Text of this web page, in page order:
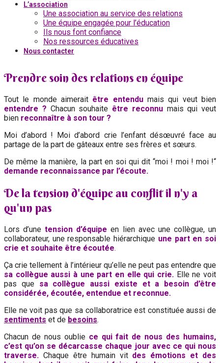
L’association
Une association au service des relations
Une équipe engagée pour l’éducation
Ils nous font confiance
Nos ressources éducatives
Nous contacter
Prendre soin des relations en équipe
Tout le monde aimerait être entendumais qui veut bien
entendre ? Chacun souhaite être reconnumais qui veut
bien reconnaître à son tour ?
Moi d’abord ! Moi d’abord crie l’enfant désœuvré face au
partage de la part de gâteaux entre ses frères et sœurs.
De même la manière, la part en soi qui dit “moi ! moi ! moi !“
demande reconnaissance par l’écoute.
De la tension d'équipe au conflit il n'y a
qu'un pas
Lors d’unetension d’équipe en lien avec une collègue, un
collaborateur, une responsable hiérarchique une part en soi
crie et souhaite être écoutée.
Ça crie tellement à l’intérieur qu’elle ne peut pas entendre que
sa collègue aussi à une part en elle qui crie. Elle ne voit
pas que sa collègue aussi existe et a besoin d’être
considérée, écoutée, entendue et reconnue.
Elle ne voit pas que sa collaboratrice est constituée aussi de
sentiments et de besoins.
Chacun de nous oublie ce qui fait de nous des humains,
c’est qu’on se décarcasse chaque jour avec ce qui nous
traverse. Chaque être humain vit des émotions et des